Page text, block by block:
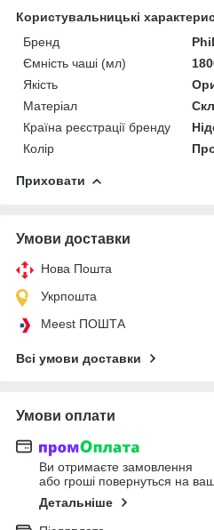
Користувальницькі
Бренд
Ємність чаші (мл)
Якість
Матеріал
Країна реєстрації бренду
Колір
Приховати
Умови доставки
Нова Пошта
Укрпошта
Meest ПОШТА
Всі умови доставки
Умови оплати
Ви отримаєте замовлення
або гроші повернуться на
Детальніше